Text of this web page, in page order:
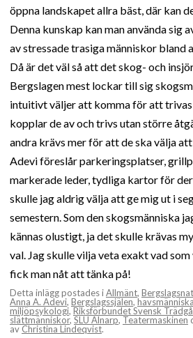
öppna landskapet allra bäst, där kan
Denna kunskap kan man använda sig
av stressade trasiga människor bland
Då är det väl så att det skog- och
Bergslagen mest lockar till sig
intuitivt väljer att komma för att trivas
kopplar de av och trivs utan större
andra krävs mer för att de ska välja
Adevi föreslår parkeringsplatser,
markerade leder, tydliga kartor för
skulle jag aldrig välja att ge mig ut i
semestern. Som den skogsmänniska
kännas olustigt, ja det skulle krävas
val. Jag skulle vilja veta exakt vad
fick man nåt att tänka på!
Detta inlägg postades iAllmänt,
Anna A. Adevi, Bergslagssjälen, havsmänniska
miljöpsykologi, Riksförbundet Svensk
slättmänniskor, SLU Alnarp, Teatermaskinen
av Christina Lindeqvist.